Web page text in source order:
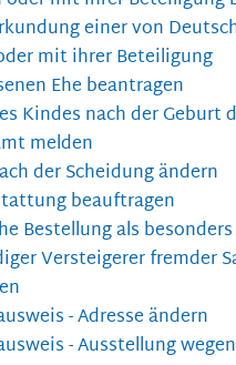
einer von
mit ihrer Beteiligung
Ehe beantragen
Kindes nach der Geburt
melden
der Scheidung ändern
beauftragen
Bestellung als besonders
Versteigerer fremder
- Adresse ändern
- Ausstellung wegen